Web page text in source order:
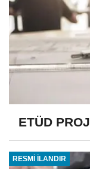
ETÜD
RESMİ İLANDIR